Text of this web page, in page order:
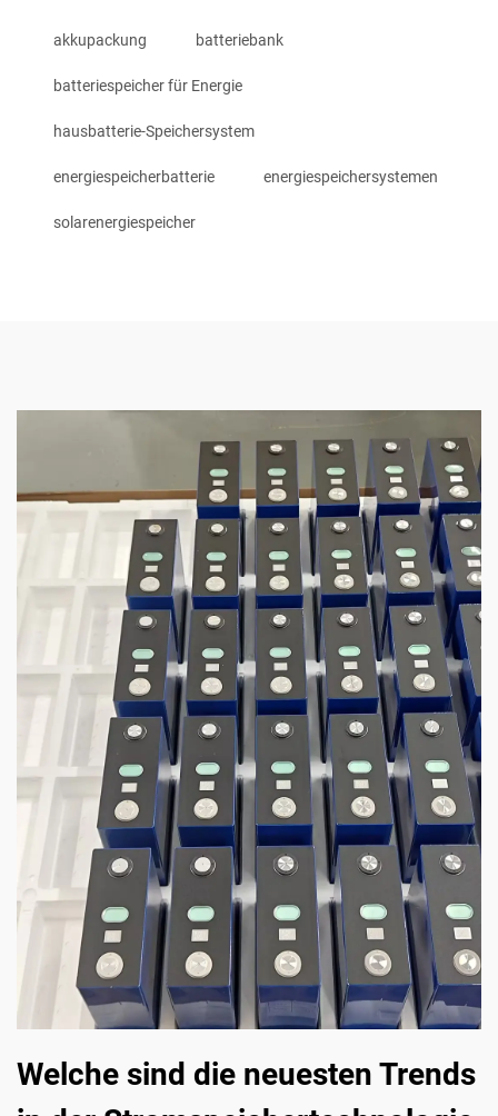
akkupackung batteriebank
batteriespeicher für Energie
hausbatterie-Speichersystem
energiespeicherbatterie energiespeichersystemen
solarenergiespeicher
Welche sind die neuesten Trends